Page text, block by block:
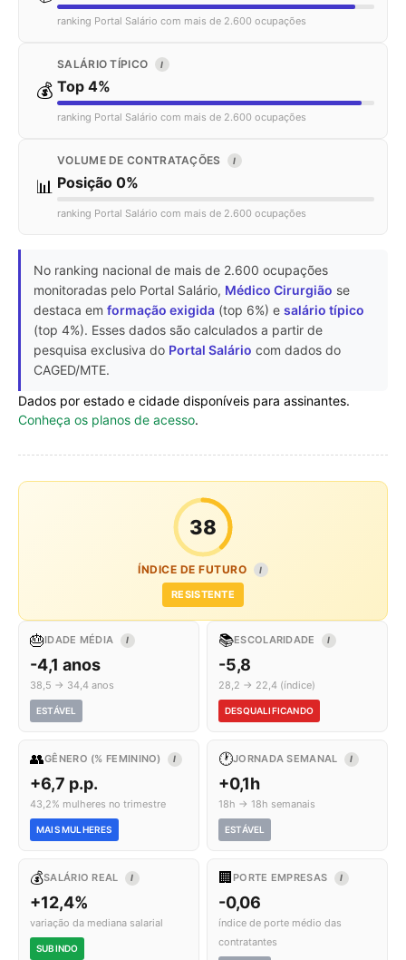
ranking Portal Salário com mais de 2.600 ocupações
💰
SALÁRIO TÍPICO I
Top 4%
ranking Portal Salário com mais de 2.600 ocupações
📊
VOLUME DE CONTRATAÇÕES I
Posição 0%
ranking Portal Salário com mais de 2.600 ocupações
No ranking nacional de mais de 2.600 ocupações
monitoradas pelo Portal Salário, Médico Cirurgião se
destaca em formação exigida (top 6%) e salário típico
(top 4%). Esses dados são calculados a partir de
pesquisa exclusiva do Portal Salário com dados do
CAGED/MTE.
Dados por estado e cidade disponíveis para assinantes.
Conheça os planos de acesso.
38
ÍNDICE DE FUTURO I
RESISTENTE
🎂IDADE MÉDIA I
-4,1 anos
38,5 → 34,4 anos
ESTÁVEL
📚ESCOLARIDADE I
-5,8
28,2 → 22,4 (índice)
DESQUALIFICANDO
👥GÊNERO (% FEMININO) I
+6,7 p.p.
43,2% mulheres no trimestre
MAIS MULHERES
🕐JORNADA SEMANAL I
+0,1h
18h → 18h semanais
ESTÁVEL
💰SALÁRIO REAL I
+12,4%
variação da mediana salarial
SUBINDO
🏢 PORTE EMPRESAS I
-0,06
índice de porte médio das
contratantes